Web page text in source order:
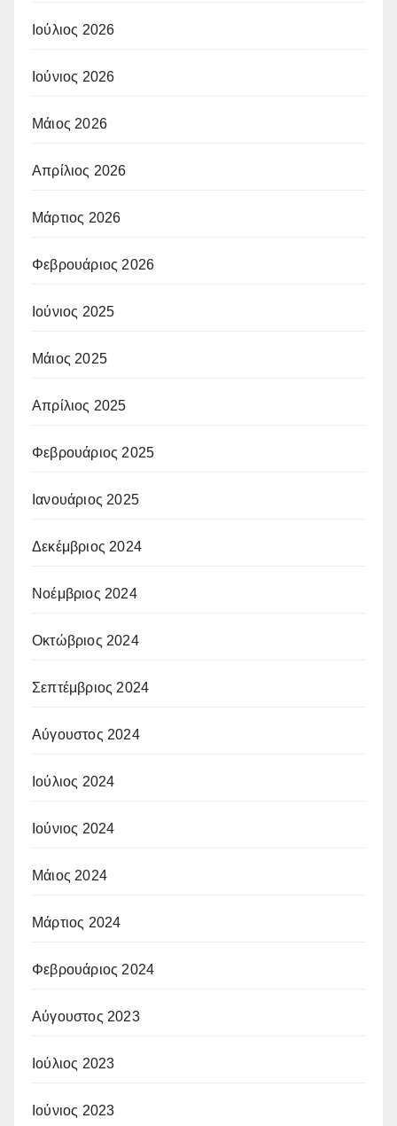
Ιούλιος 2026
Ιούνιος 2026
Μάιος 2026
Απρίλιος 2026
Μάρτιος 2026
Φεβρουάριος 2026
Ιούνιος 2025
Μάιος 2025
Απρίλιος 2025
Φεβρουάριος 2025
Ιανουάριος 2025
Δεκέμβριος 2024
Νοέμβριος 2024
Οκτώβριος 2024
Σεπτέμβριος 2024
Αύγουστος 2024
Ιούλιος 2024
Ιούνιος 2024
Μάιος 2024
Μάρτιος 2024
Φεβρουάριος 2024
Αύγουστος 2023
Ιούλιος 2023
Ιούνιος 2023